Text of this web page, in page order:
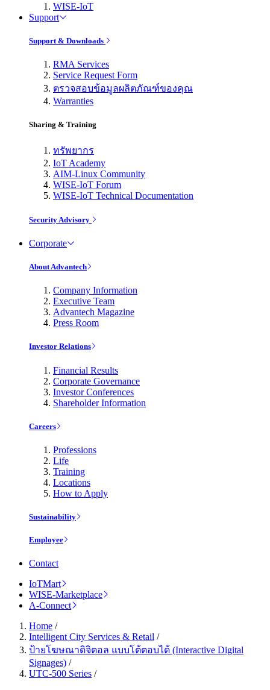
WISE-IoT
Support
Support & Downloads
RMA Services
Service Request Form
ตรวจสอบข้อมูลผลิตภัณฑ์ของคุณ
Warranties
Sharing & Training
ทรัพยากร
IoT Academy
AIM-Linux Community
WISE-IoT Forum
WISE-IoT Technical Documentation
Security Advisory
Corporate
About Advantech
Company Information
Executive Team
Advantech Magazine
Press Room
Investor Relations
Financial Results
Corporate Governance
Investor Conferences
Shareholder Information
Careers
Professions
Life
Training
Locations
How to Apply
Sustainability
Employee
Contact
IoTMart
WISE-Marketplace
A-Connect
Home /
Intelligent City Services & Retail /
ป้ายโฆษณาดิจิตอล แบบโต้ตอบได้ (Interactive Digital
Signages) /
UTC-500 Series /